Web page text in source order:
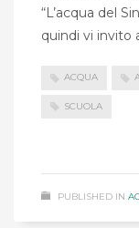
“L’acqua del
quindi vi invito
ACQUA
SCUOLA
PUBLISHED IN